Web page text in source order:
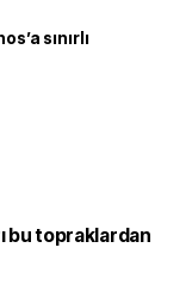
sınırlı
bu topraklardan